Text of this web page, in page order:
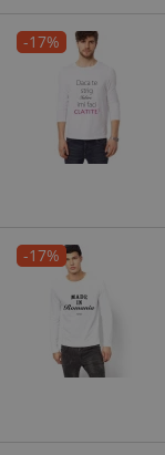
-17%
-17%